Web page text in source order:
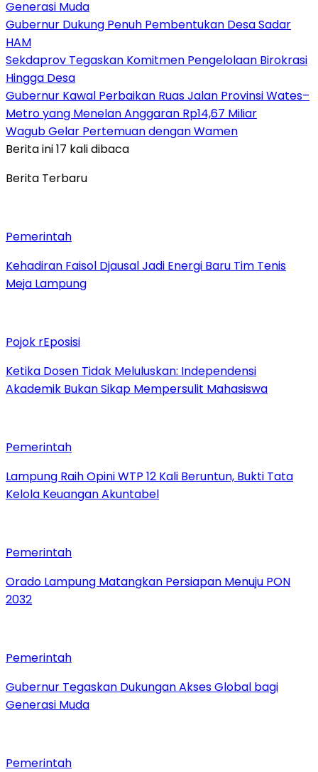
Generasi Muda
Gubernur Dukung Penuh Pembentukan Desa Sadar
HAM
Sekdaprov Tegaskan Komitmen Pengelolaan Birokrasi
Hingga Desa
Gubernur Kawal Perbaikan Ruas Jalan Provinsi Wates–
Metro yang Menelan Anggaran Rp14,67 Miliar
Wagub Gelar Pertemuan dengan Wamen
Berita ini 17 kali dibaca
Berita Terbaru
Pemerintah
Kehadiran Faisol Djausal Jadi Energi Baru Tim Tenis
Meja Lampung
Pojok rEposisi
Ketika Dosen Tidak Meluluskan: Independensi
Akademik Bukan Sikap Mempersulit Mahasiswa
Pemerintah
Lampung Raih Opini WTP 12 Kali Beruntun, Bukti Tata
Kelola Keuangan Akuntabel
Pemerintah
Orado Lampung Matangkan Persiapan Menuju PON
2032
Pemerintah
Gubernur Tegaskan Dukungan Akses Global bagi
Generasi Muda
Pemerintah